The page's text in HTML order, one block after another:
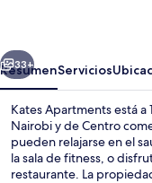
Siguiente
33+
ResumenServicios
Kates Apartments está
Nairobi y de Centro
pueden relajarse en el
la sala de fitness, o
restaurante. La